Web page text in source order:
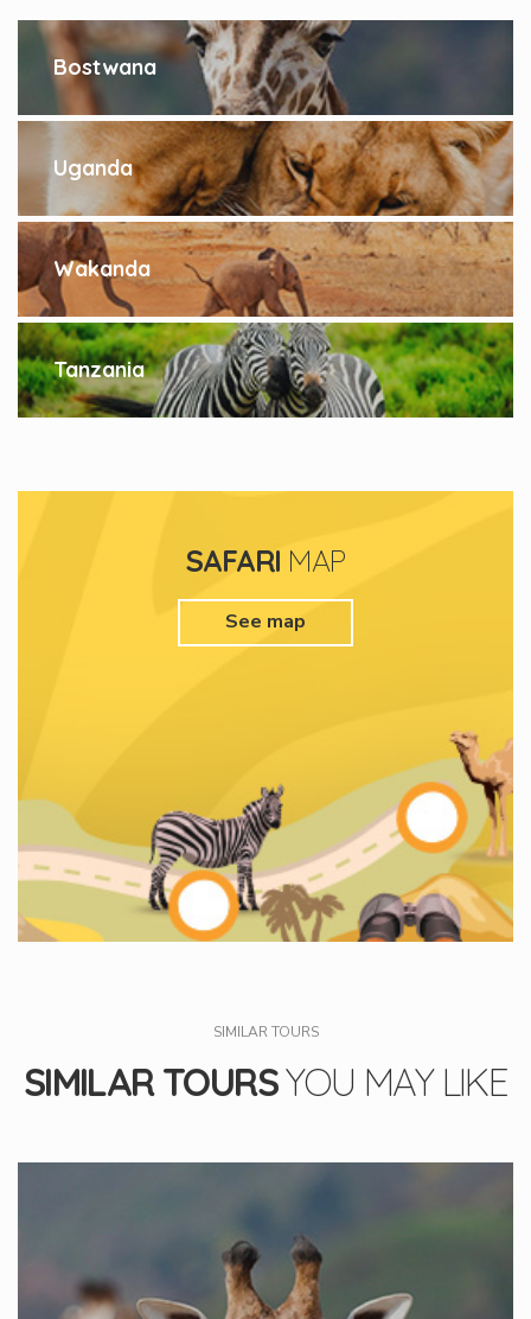
Bostwana
Uganda
Wakanda
Tanzania
SAFARI MAP
See map
SIMILAR TOURS
SIMILAR TOURSYOU MAY LIKE